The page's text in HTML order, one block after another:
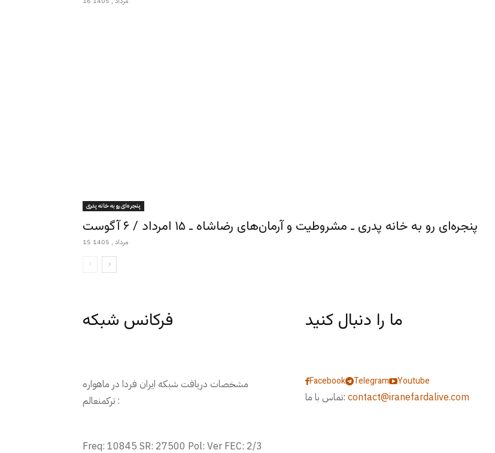
پنجره‌ای رو به خانه پدری
پنجره‌ای رو به خانه پدری ـ مشروطیت و آرمان‌های رضاشاه ـ ۱۵ امرداد / ۶ آگوست
15 مرداد , 1405
فرکانس شبکه
مشخصات دریافت شبکه ایران فردا در ماهواره
ترکمنعالم :
Freq: 10845 SR: 27500 Pol: Ver FEC: 2/3
ما را دنبال کنید
Facebook Telegram Youtube
تماس با ما: contact@iranefardalive.com